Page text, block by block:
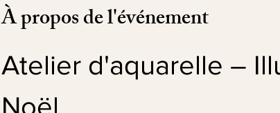
À propos de l'événement
Atelier d'aquarelle –
Noël